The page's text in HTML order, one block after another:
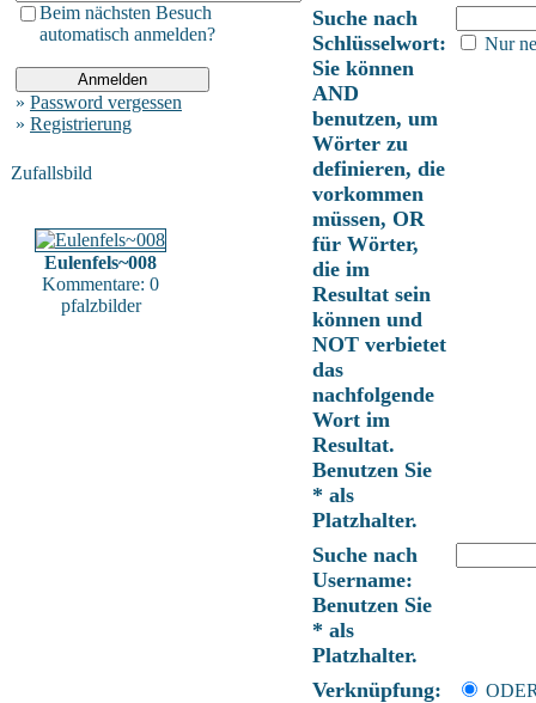
Beim nächsten Besuch
automatisch anmelden?
» Password vergessen
» Registrierung
Zufallsbild
Eulenfels~008
Kommentare: 0
pfalzbilder
Suche nach
Schlüsselwort:
Sie können
AND
benutzen, um
Wörter zu
definieren, die
vorkommen
müssen, OR
für Wörter,
die im
Resultat sein
können und
NOT verbietet
das
nachfolgende
Wort im
Resultat.
Benutzen Sie
* als
Platzhalter.
Nur
Suche nach
Username:
Benutzen Sie
* als
Platzhalter.
Verknüpfung: